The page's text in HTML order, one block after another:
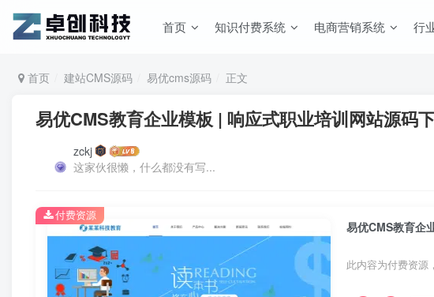
首页 知识付费系统 电商营销系统 行
首页 建站CMS源码 易优cms源码 正文
易优CMS教育企业模板 | 响应式职业培训网站源码
zckj
这家伙很懒，什么都没有写...
易优CMS教育企
此内容为付费资源
付费资源